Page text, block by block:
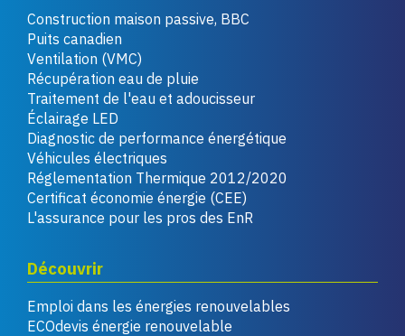
Construction maison passive, BBC
Puits canadien
Ventilation (VMC)
Récupération eau de pluie
Traitement de l'eau et adoucisseur
Éclairage LED
Diagnostic de performance énergétique
Véhicules électriques
Réglementation Thermique 2012/2020
Certificat économie énergie (CEE)
L'assurance pour les pros des EnR
Découvrir
Emploi dans les énergies renouvelables
ECOdevis énergie renouvelable